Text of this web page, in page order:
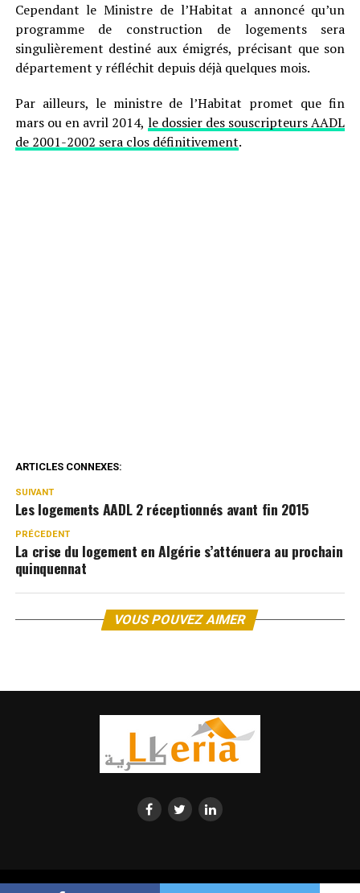
Cependant le Ministre de l’Habitat a annoncé qu’un
programme de construction de logements sera
singulièrement destiné aux émigrés, précisant que son
département y réfléchit depuis déjà quelques mois.
Par ailleurs, le ministre de l’Habitat promet que fin
mars ou en avril 2014, le dossier des souscripteurs AADL
de 2001-2002 sera clos définitivement.
ARTICLES CONNEXES:
SUIVANT
Les logements AADL 2 réceptionnés avant fin 2015
PRÉCEDENT
La crise du logement en Algérie s’atténuera au prochain
quinquennat
VOUS POUVEZ AIMER